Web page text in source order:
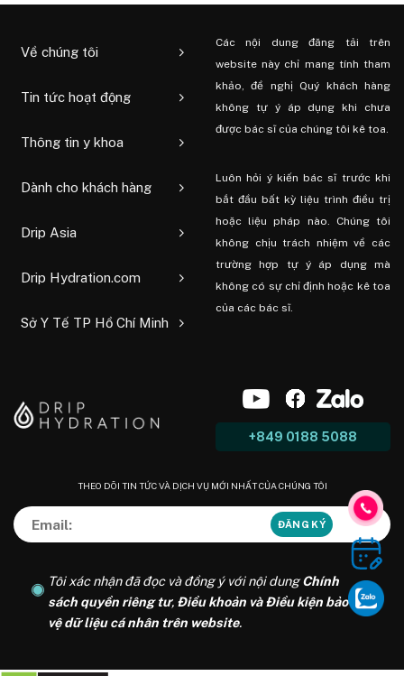
Về chúng tôi
Tin tức hoạt động
Thông tin y khoa
Dành cho khách hàng
Drip Asia
Drip Hydration.com
Sở Y Tế TP Hồ Chí Minh
Các nội dung đăng tải trên
website này chỉ mang tính tham
khảo, đề nghị Quý khách hàng
không tự ý áp dụng khi chưa
được bác sĩ của chúng tôi kê toa.
Luôn hỏi ý kiến ​​bác sĩ trước khi
bắt đầu bất kỳ liệu trình điều trị
hoặc liệu pháp nào. Chúng tôi
không chịu trách nhiệm về các
trường hợp tự ý áp dụng mà
không có sự chỉ định hoặc kê toa
của các bác sĩ.
+849 0188 5088
THEO DÕI TIN TỨC VÀ DỊCH VỤ MỚI NHẤT CỦA CHÚNG TÔI
Tôi xác nhận đã đọc và đồng ý với nội dungChính
sách quyền riêng tư, Điều khoản và Điều kiện bảo
vệ dữ liệu cá nhân trên website.